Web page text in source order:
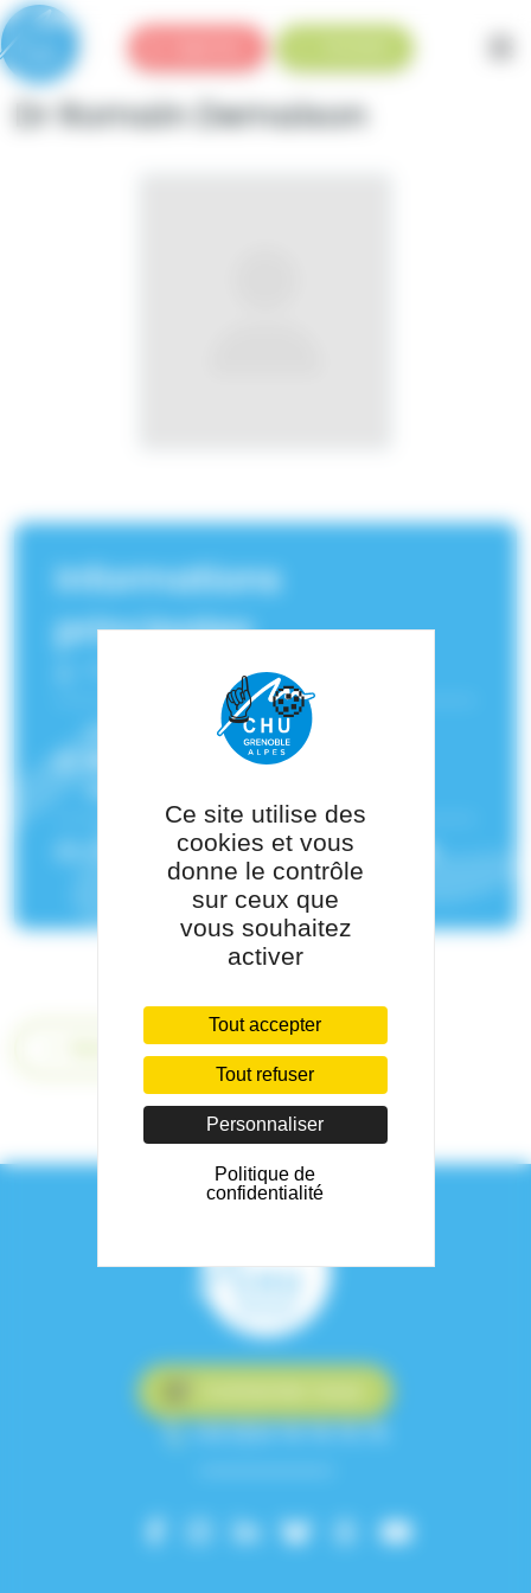
Dr Romain Demaison
Informations
principales
Neuroradiologue
Service(s) de rattachement :
Neuroradiologie,Imagerie par
Pôle de rattachement :Pôle Imagerie
+33 (0)4 76 76 75 75
Panneau de gestion des cookies
Ce site utilise des
cookies et vous
donne le contrôle
sur ceux que
vous souhaitez
activer
Tout accepter
Tout refuser
Personnaliser
Politique de
confidentialité